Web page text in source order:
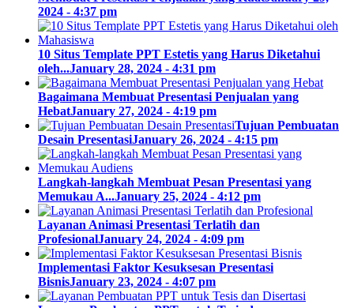
2024 - 4:37 pm
10 Situs Template PPT Estetis yang Harus Diketahui
oleh...January 28, 2024 - 4:31 pm
Bagaimana Membuat Presentasi Penjualan yang
HebatJanuary 27, 2024 - 4:19 pm
Tujuan Pembuatan
Desain PresentasiJanuary 26, 2024 - 4:15 pm
Langkah-langkah Membuat Pesan Presentasi yang
Memukau A...January 25, 2024 - 4:12 pm
Layanan Animasi Presentasi Terlatih dan
ProfesionalJanuary 24, 2024 - 4:09 pm
Implementasi Faktor Kesuksesan Presentasi
BisnisJanuary 23, 2024 - 4:07 pm